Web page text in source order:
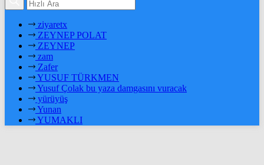
ziyaretx
ZEYNEP POLAT
ZEYNEP
zam
Zafer
YUSUF TÜRKMEN
Yusuf Çolak bu yaza damgasını vuracak
yürüyüş
Yunan
YUMAKLI